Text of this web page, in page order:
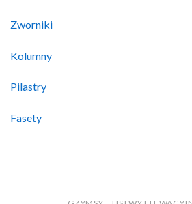
Zworniki
Kolumny
Pilastry
Fasety